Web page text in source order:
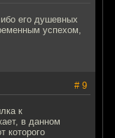
его душевных
успехом,
# 9
к
в данном
которого